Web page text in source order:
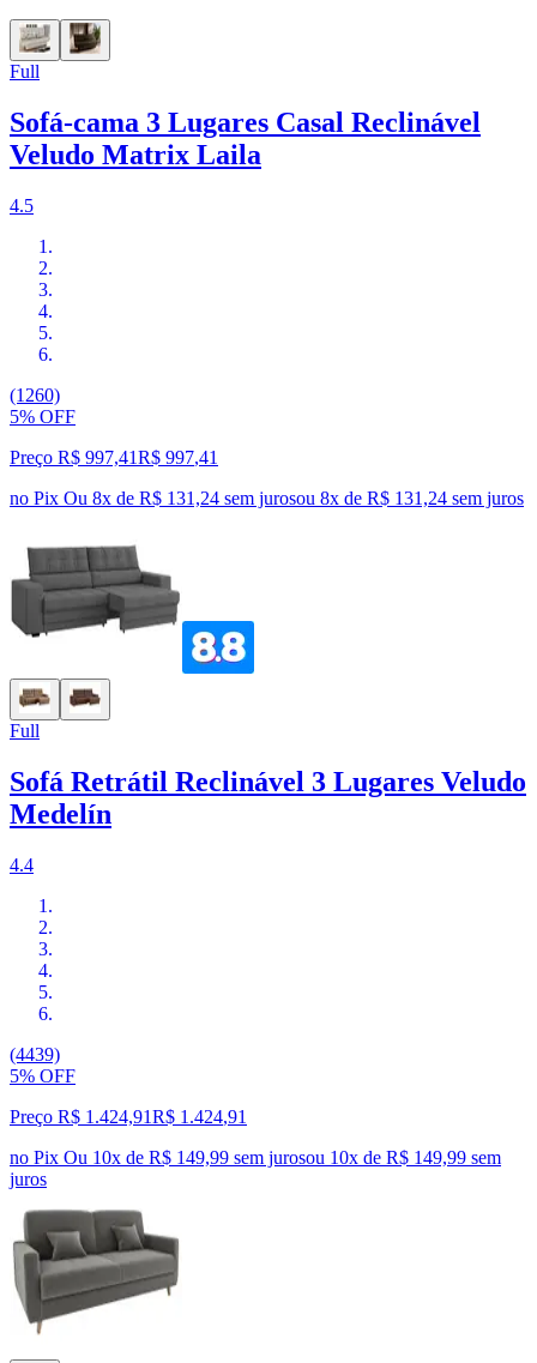
Full
Sofá-cama 3 Lugares Casal Reclinável
Veludo Matrix Laila
4.5
(1260)
5% OFF
Preço R$ 997,41R$ 997,41
no Pix Ou 8x de R$ 131,24 sem jurosou 8x de R$ 131,24 sem juros
Full
Sofá Retrátil Reclinável 3 Lugares Veludo
Medelín
4.4
(4439)
5% OFF
Preço R$ 1.424,91R$ 1.424,91
no Pix Ou 10x de R$ 149,99 sem jurosou 10x de R$ 149,99 sem
juros